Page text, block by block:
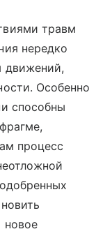
травм
нередко
движений,
Особенно
способны
процесс
новое